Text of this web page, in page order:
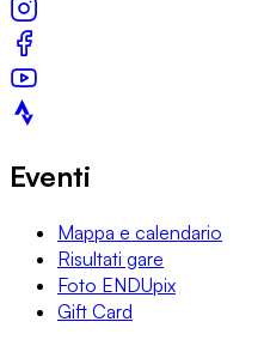
Eventi
Mappa e calendario
Risultati gare
Foto ENDUpix
Gift Card